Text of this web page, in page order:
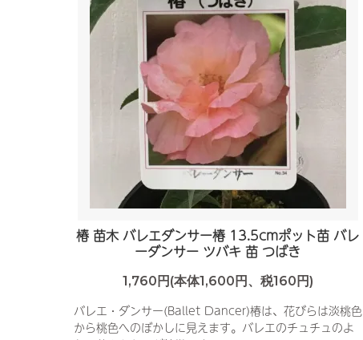
椿 苗木 バレエダンサー椿 13.5cmポット苗 バレ
ーダンサー ツバキ 苗 つばき
1,760円(本体1,600円、税160円)
バレエ・ダンサー(Ballet Dancer)椿は、花びらは淡桃色
から桃色へのぼかしに見えます。バレエのチュチュのよ